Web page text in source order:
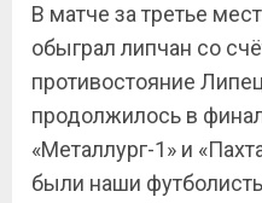
В матче за третье
обыграл липчан со
противостояние
продолжилось в
«Металлург-1» и
были наши